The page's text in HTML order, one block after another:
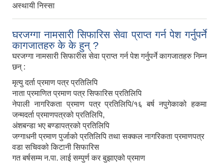
अस्थायी निस्सा
घरजग्गा नामसारी सिफारिस सेवा प्राप्त गर्न पेश गर्नुपर्ने
कागजातहरु के के हुन् ?
घरजग्गा नामसारी सिफारीस सेवा प्राप्त गर्न पेश गर्नुपर्ने कागजातहरु निम्न
छन् :
मृत्यु दर्ता प्रमाण पत्र प्रतिलिपि
नाता प्रमाणित प्रमाण पत्र सिफारिस प्रतिलिपि
नेपाली नागरिकता प्रमाण पत्र प्रतिलिपि/१६ बर्ष नपुगेकाको हकमा
जन्मदर्ता प्रमाणपत्रको प्रतिलिपि,
अंशबन्डा भए बण्डापत्रको प्रतिलिपि
जग्गाधनी प्रमाण पुर्जाको प्रतिलिपि तथा सक्कल नागरिकता प्रमाणपत्र
वडा सचिवको किटानी सिफारिस
गत बर्षसम्म न.पा. लाई सम्पुर्ण कर बुझाएको प्रमाण